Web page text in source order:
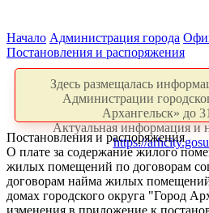
Начало Администрация города
Постановления и распоряжения
Здесь размещалась
Администрации
Архангельск» до
Актуальная информация и
https://
Постановления и распоряжения
О плате за содержание жилого
жилых помещений по договорам
договорам найма жилых
домах городского округа "Город
изменения в приложение к